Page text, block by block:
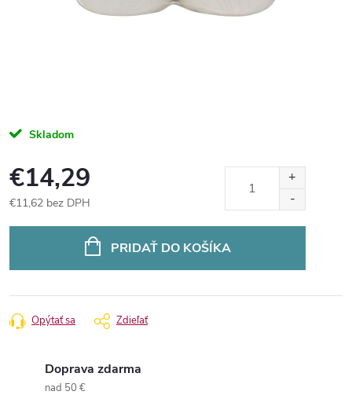
Skladom
€14,29
€11,62 bez DPH
PRIDAŤ DO KOŠÍKA
Opýtať sa Zdieľať
Doprava zdarma
nad 50 €